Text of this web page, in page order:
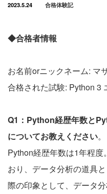
2023.5.24 合格体験記
◆合格者情報
お名前orニックネーム: マ
合格された試験: Python 3
Q1：Python経歴年数と
についてお教えください。
Python経歴年数は1年程
おり、データ分析の道具
際の印象として、データ